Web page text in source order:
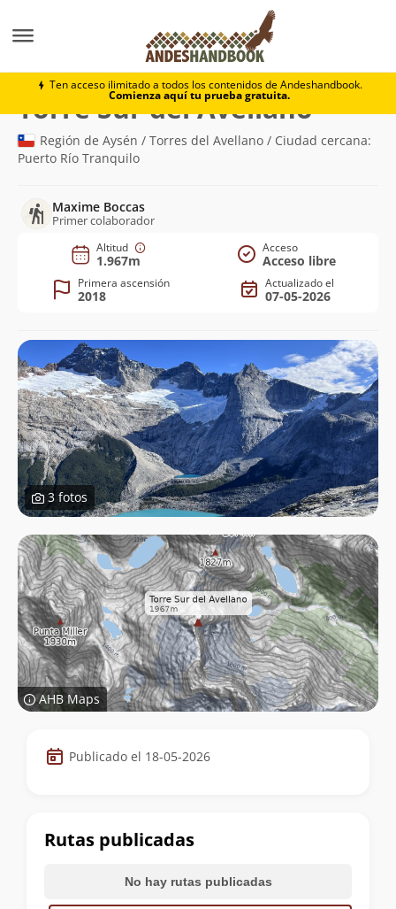
Ten acceso ilimitado a todos los contenidos de Andeshandbook.
Comienza aquí tu prueba gratuita.
Torre Sur del Avellano
Torre Sur del Avellano
Región de Aysén / Torres del Avellano / Ciudad cercana:
Puerto Río Tranquilo
Maxime Boccas
Primer colaborador
Altitud
1.967m
Acceso
Acceso libre
Primera ascensión
2018
Actualizado el
07-05-2026
3 fotos
AHB Maps
Datos
de
cumbre
Publicado el 18-05-2026
Rutas publicadas
No hay rutas publicadas